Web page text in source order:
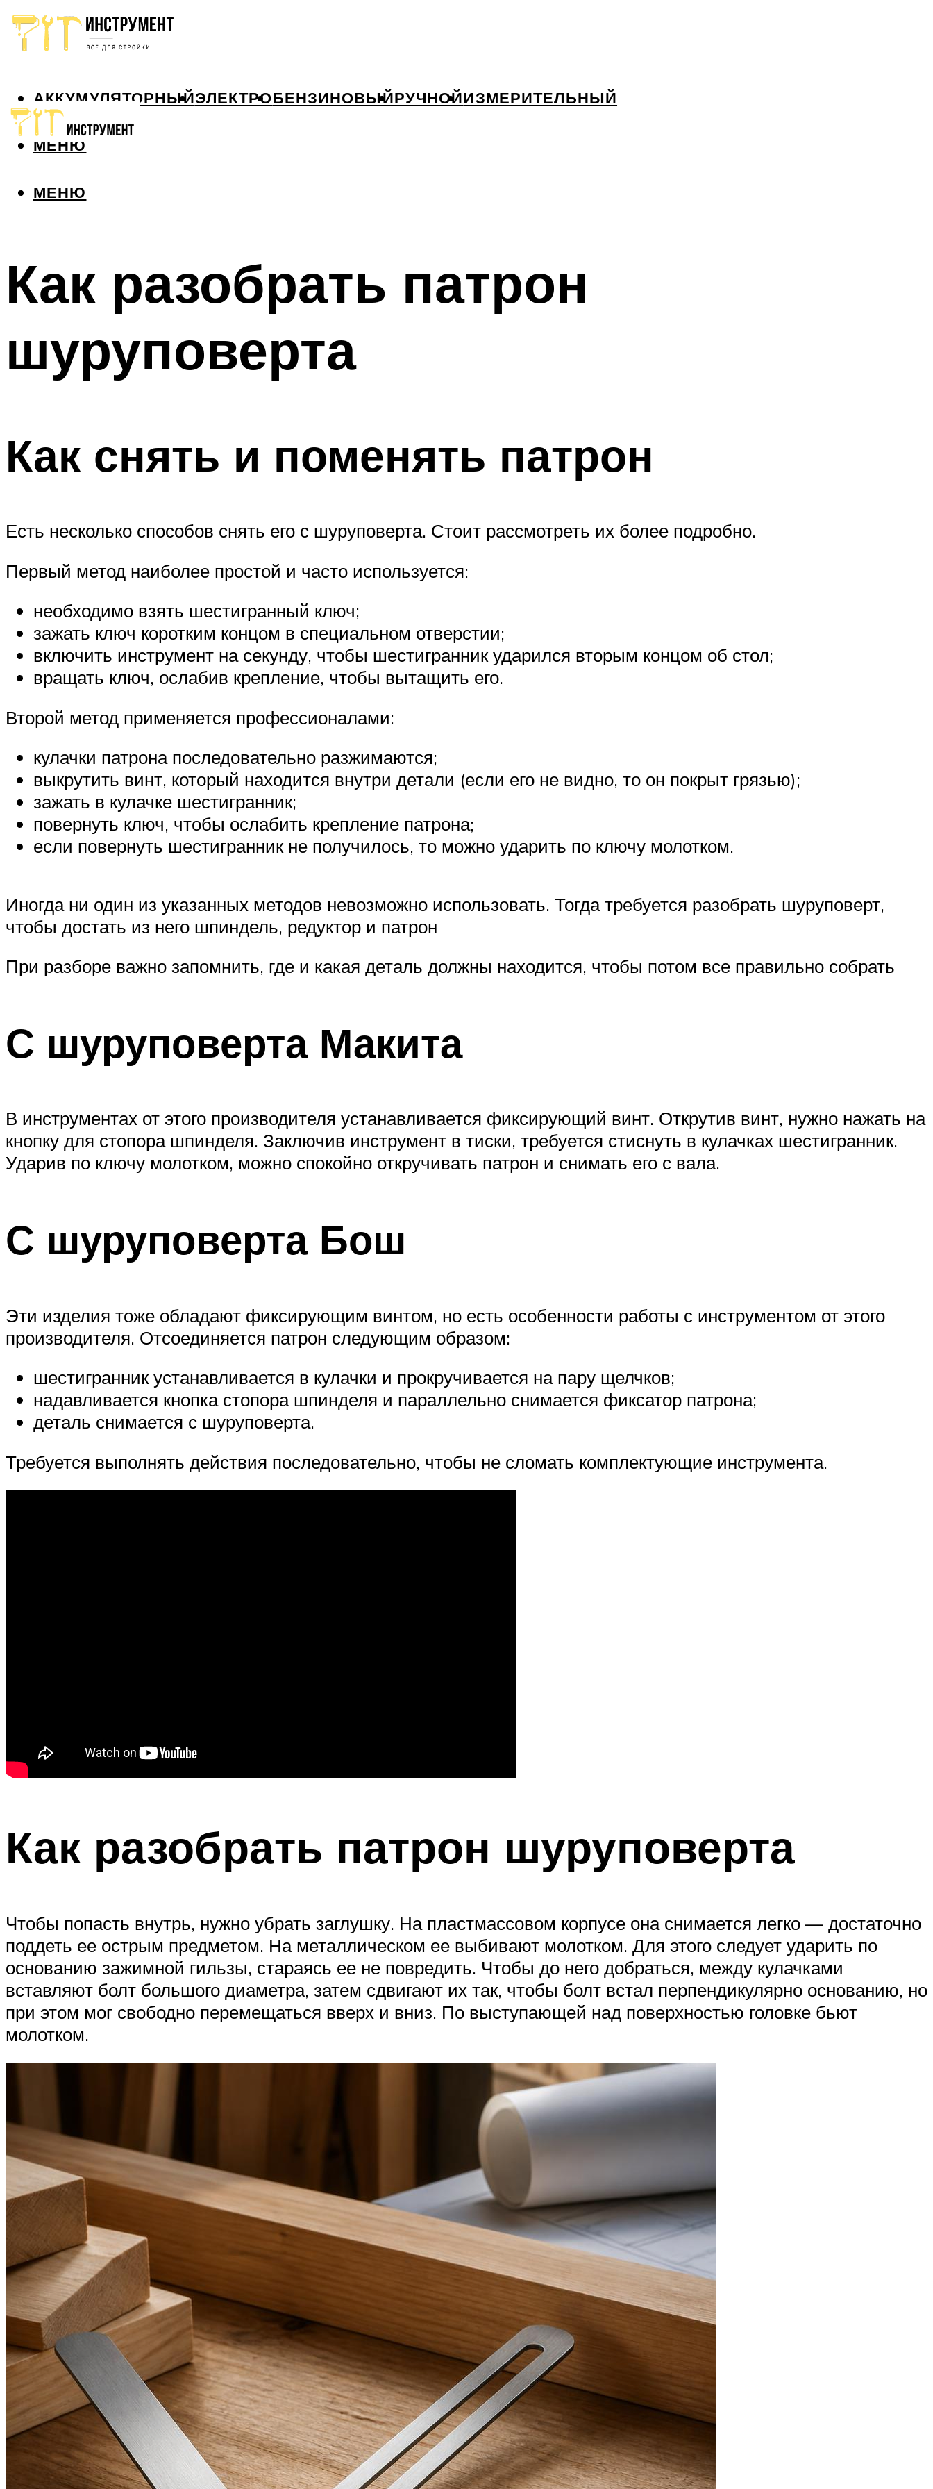
АККУМУЛЯТОРНЫЙЭЛЕКТРОБЕНЗИНОВЫЙРУЧНОЙИЗМЕРИТЕЛЬНЫЙ
МЕНЮ
МЕНЮ
Как разобрать патрон
шуруповерта
Как снять и поменять патрон
Есть несколько способов снять его с шуруповерта. Стоит рассмотреть их более подробно.
Первый метод наиболее простой и часто используется:
необходимо взять шестигранный ключ;
зажать ключ коротким концом в специальном отверстии;
включить инструмент на секунду, чтобы шестигранник ударился вторым концом об стол;
вращать ключ, ослабив крепление, чтобы вытащить его.
Второй метод применяется профессионалами:
кулачки патрона последовательно разжимаются;
выкрутить винт, который находится внутри детали (если его не видно, то он покрыт грязью);
зажать в кулачке шестигранник;
повернуть ключ, чтобы ослабить крепление патрона;
если повернуть шестигранник не получилось, то можно ударить по ключу молотком.
Иногда ни один из указанных методов невозможно использовать. Тогда требуется разобрать шуруповерт,
чтобы достать из него шпиндель, редуктор и патрон
При разборе важно запомнить, где и какая деталь должны находится, чтобы потом все правильно собрать
С шуруповерта Макита
В инструментах от этого производителя устанавливается фиксирующий винт. Открутив винт, нужно нажать на
кнопку для стопора шпинделя. Заключив инструмент в тиски, требуется стиснуть в кулачках шестигранник.
Ударив по ключу молотком, можно спокойно откручивать патрон и снимать его с вала.
С шуруповерта Бош
Эти изделия тоже обладают фиксирующим винтом, но есть особенности работы с инструментом от этого
производителя. Отсоединяется патрон следующим образом:
шестигранник устанавливается в кулачки и прокручивается на пару щелчков;
надавливается кнопка стопора шпинделя и параллельно снимается фиксатор патрона;
деталь снимается с шуруповерта.
Требуется выполнять действия последовательно, чтобы не сломать комплектующие инструмента.
Как разобрать патрон шуруповерта
Чтобы попасть внутрь, нужно убрать заглушку. На пластмассовом корпусе она снимается легко — достаточно
поддеть ее острым предметом. На металлическом ее выбивают молотком. Для этого следует ударить по
основанию зажимной гильзы, стараясь ее не повредить. Чтобы до него добраться, между кулачками
вставляют болт большого диаметра, затем сдвигают их так, чтобы болт встал перпендикулярно основанию, но
при этом мог свободно перемещаться вверх и вниз. По выступающей над поверхностью головке бьют
молотком.